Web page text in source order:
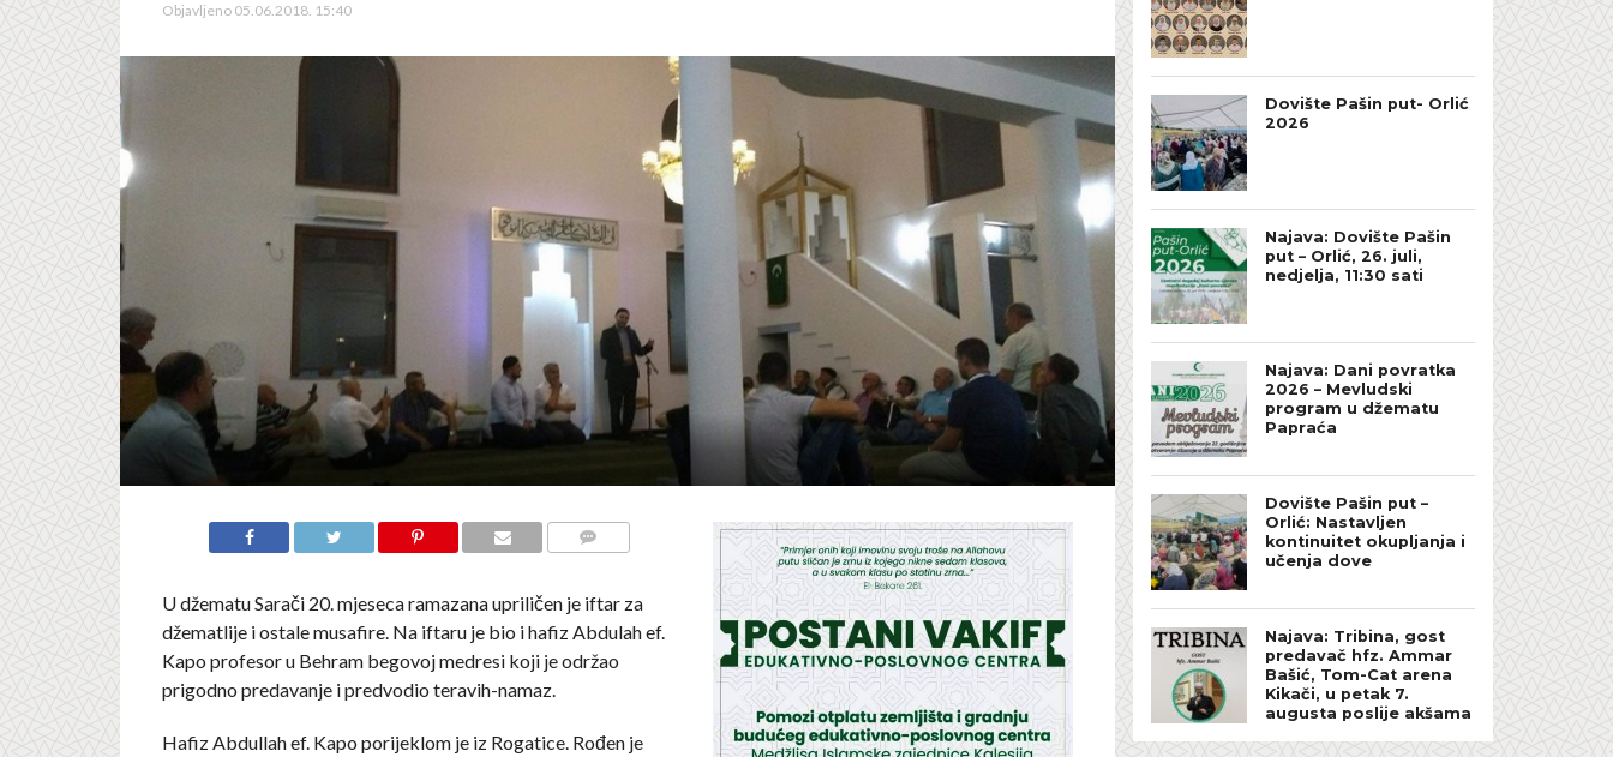
Objavljeno 05.06.2018. 15:40
U džematu Sarači 20. mjeseca ramazana upriličen je iftar za
džematlije i ostale musafire. Na iftaru je bio i hafiz Abdulah ef.
Kapo profesor u Behram begovoj medresi koji je održao
prigodno predavanje i predvodio teravih-namaz.
Hafiz Abdullah ef. Kapo porijeklom je iz Rogatice. Rođen je
Dovište Pašin put- Orlić
2026
Najava: Dovište Pašin
put – Orlić, 26. juli,
nedjelja, 11:30 sati
Najava: Dani povratka
2026 – Mevludski
program u džematu
Papraća
Dovište Pašin put –
Orlić: Nastavljen
kontinuitet okupljanja i
učenja dove
Najava: Tribina, gost
predavač hfz. Ammar
Bašić, Tom-Cat arena
Kikači, u petak 7.
augusta poslije akšama